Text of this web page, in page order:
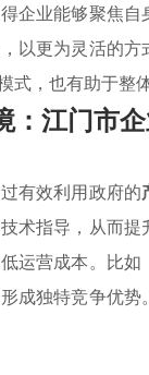
企业能够聚焦
以更为灵活的
式，也有助于整
：江门市
有效利用政府的
术指导，从而
运营成本。比
成独特竞争优